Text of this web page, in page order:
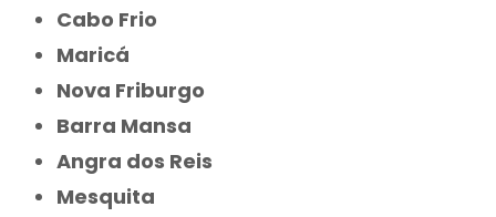
Cabo Frio
Maricá
Nova Friburgo
Barra Mansa
Angra dos Reis
Mesquita